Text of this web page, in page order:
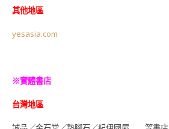
其他地區
yesasia.com
※實體書店
台灣地區